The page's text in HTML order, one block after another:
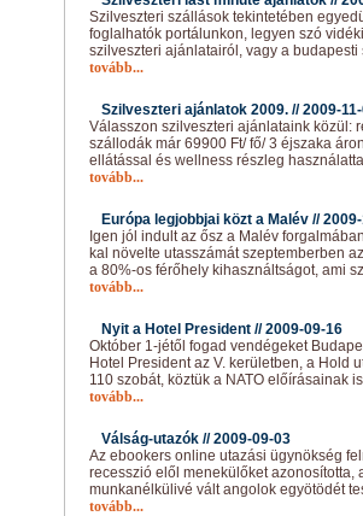
Szilveszteri szállások tekintetében
foglalhatók portálunkon, legyen szó
szilveszteri ajánlatairól, vagy a
tovább...
Szilveszteri ajánlatok 2009. //2009-
Válasszon szilveszteri ajánlataink közül:
szállodák már 69900 Ft/ fő/ 3 éjszaka
ellátással és wellness részleg
tovább...
Európa legjobbjai közt a Malév //
Igen jól indult az ősz a Malév
kal növelte utasszámát szeptemberben
a 80%-os férőhely kihasználtságot, ami
tovább...
Nyit a Hotel President //2009-09-16
Október 1-jétől fogad vendégeket
Hotel President az V. kerületben, a Hold
110 szobát, köztük a NATO előírásainak
tovább...
Válság-utazók //2009-09-03
Az ebookers online utazási ügynökség
recesszió elől menekülőket azonosította,
munkanélkülivé vált angolok egyötödét
tovább...